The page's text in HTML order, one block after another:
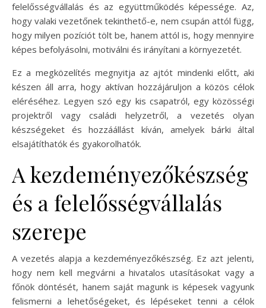
felelősségvállalás és az együttműködés képessége. Az,
hogy valaki vezetőnek tekinthető-e, nem csupán attól függ,
hogy milyen pozíciót tölt be, hanem attól is, hogy mennyire
képes befolyásolni, motiválni és irányítani a környezetét.
Ez a megközelítés megnyitja az ajtót mindenki előtt, aki
készen áll arra, hogy aktívan hozzájáruljon a közös célok
eléréséhez. Legyen szó egy kis csapatról, egy közösségi
projektről vagy családi helyzetről, a vezetés olyan
készségeket és hozzáállást kíván, amelyek bárki által
elsajátíthatók és gyakorolhatók.
A kezdeményezőkészség
és a felelősségvállalás
szerepe
A vezetés alapja a kezdeményezőkészség. Ez azt jelenti,
hogy nem kell megvárni a hivatalos utasításokat vagy a
főnök döntését, hanem saját magunk is képesek vagyunk
felismerni a lehetőségeket, és lépéseket tenni a célok